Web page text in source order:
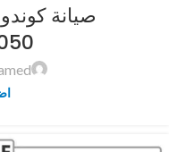
صيانة